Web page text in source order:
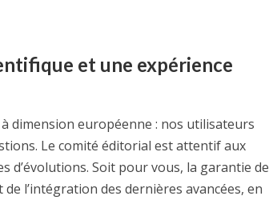
et une expérience
dimension européenne : nos utilisateurs
Le comité éditorial est attentif aux
d’évolutions. Soit pour vous, la garantie de
l’intégration des dernières avancées, en